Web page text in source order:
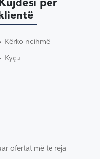
Kujdesi për
klientë
Kërko ndihmë
Kyçu
ofertat më të reja